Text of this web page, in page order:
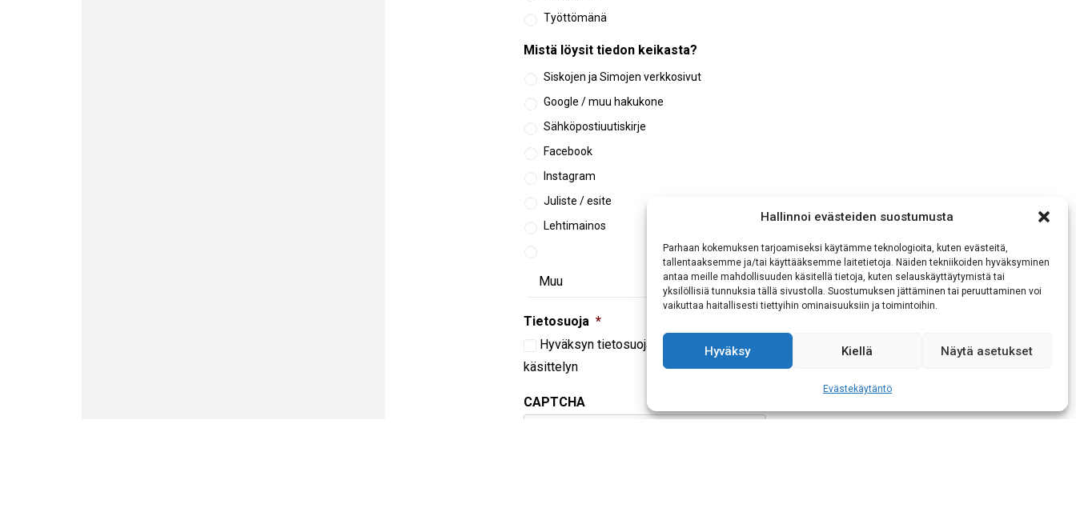
Hallinnoi evästeiden suostumusta
Parhaan kokemuksen tarjoamiseksi käytämme teknologioita, kuten evästeitä,
tallentaaksemme ja/tai käyttääksemme laitetietoja. Näiden tekniikoiden hyväksyminen
antaa meille mahdollisuuden käsitellä tietoja, kuten selauskäyttäytymistä tai
yksilöllisiä tunnuksia tällä sivustolla. Suostumuksen jättäminen tai peruuttaminen voi
vaikuttaa haitallisesti tiettyihin ominaisuuksiin ja toimintoihin.
Hyväksy Kiellä Näytä asetukset
Evästekäytäntö
Työttömänä
Mistä löysit tiedon keikasta?
Siskojen ja Simojen verkkosivut
Google / muu hakukone
Sähköpostiuutiskirje
Facebook
Instagram
Juliste / esite
Lehtimainos
Tietosuoja *
Hyväksyn tietosuojaselosteen mukaisen tietojeni
käsittelyn
CAPTCHA